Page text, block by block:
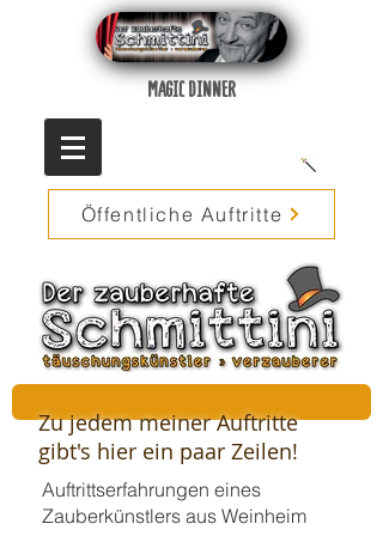
MAGIC DINNER
Öffentliche Auftritte
Zu jedem meiner Auftritte
gibt's hier ein paar Zeilen!
Auftrittserfahrungen eines
Zauberkünstlers aus Weinheim